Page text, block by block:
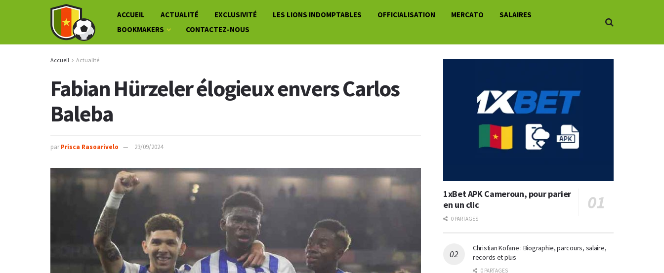
ACCUEIL ACTUALITÉ EXCLUSIVITÉ LES LIONS INDOMPTABLES OFFICIALISATION MERCATO
SALAIRES
BOOKMAKERS
CONTACTEZ-NOUS
Accueil Actualité
Fabian Hürzeler élogieux envers Carlos
Baleba
par Prisca Rasoarivelo 23/09/2024
1xBet APK Cameroun, pour parier
en un clic
0 PARTAGES
Christian Kofane : Biographie, parcours, salaire,
records et plus
0 PARTAGES